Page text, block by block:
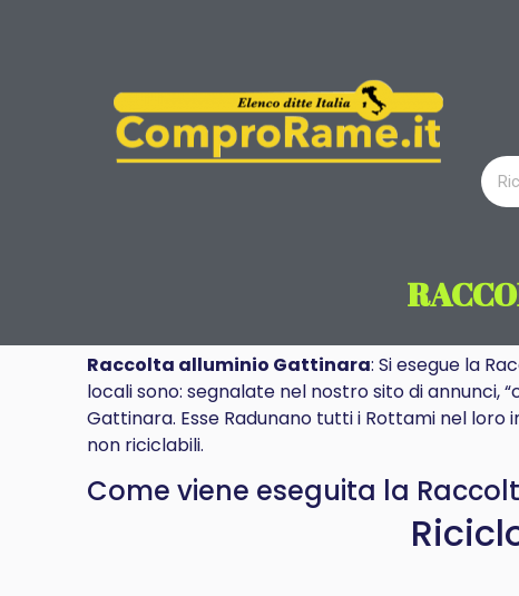
Raccolta alluminio Gattinara: Si esegue la
locali sono: segnalate nel nostro sito di annunci,
Gattinara. Esse Radunano tutti i Rottami nel
non riciclabili.
Come viene eseguita la